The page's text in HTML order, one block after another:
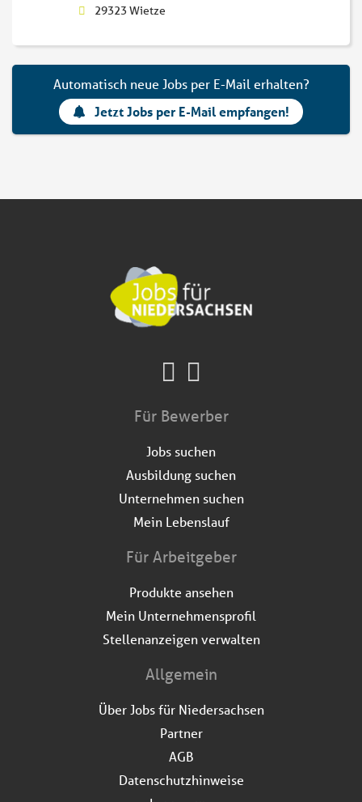
29323 Wietze
Automatisch neue Jobs per E-Mail erhalten?
Jetzt Jobs per E-Mail empfangen!
Für Bewerber
Jobs suchen
Ausbildung suchen
Unternehmen suchen
Mein Lebenslauf
Für Arbeitgeber
Produkte ansehen
Mein Unternehmensprofil
Stellenanzeigen verwalten
Allgemein
Über Jobs für Niedersachsen
Partner
AGB
Datenschutzhinweise